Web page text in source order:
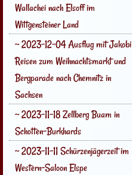
Wallachei nach Elsoff im
Wittgensteiner Land
~ 2023-12-04 Ausflug mit Jakobi
Reisen zum Weihnachtsmarkt und
Bergparade nach Chemnitz in
Sachsen
~ 2023-11-18 Zellberg Buam in
Schotten-Burkhards
~ 2023-11-11 Schürzenjägerzeit im
Western-Saloon Elspe